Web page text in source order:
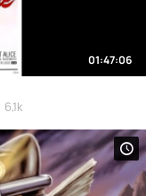
01:47:06
6,1k